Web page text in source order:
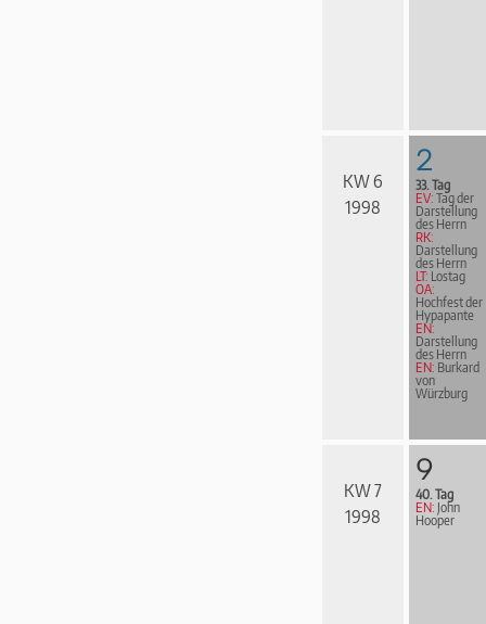
KW 6
1998
2
33. Tag
EV: Tag der
Darstellung
des Herrn
RK:
Darstellung
des Herrn
LT: Lostag
OA:
Hochfest der
Hypapante
EN:
Darstellung
des Herrn
EN: Burkard
von
Würzburg
KW 7
1998
9
40. Tag
EN: John
Hooper